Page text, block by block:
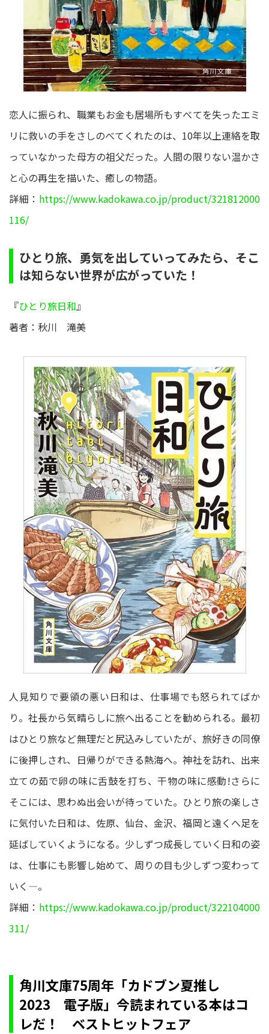
恋人に振られ、職業もお金も居場所もすべてを失ったエミ
リに救いの手をさしのべてくれたのは、10年以上連絡を取
っていなかった母方の祖父だった。人間の限りない温かさ
と心の再生を描いた、癒しの物語。
詳細： https://www.kadokawa.co.jp/product/321812000
116/
ひとり旅、勇気を出していってみたら、そこ
は知らない世界が広がっていた！
『ひとり旅日和』
著者：秋川 滝美
人見知りで要領の悪い日和は、仕事場でも怒られてばか
り。社長から気晴らしに旅へ出ることを勧められる。最初
はひとり旅など無理だと尻込みしていたが、旅好きの同僚
に後押しされ、日帰りができる熱海へ。神社を訪れ、出来
立ての茹で卵の味に舌鼓を打ち、干物の味に感動!さらに
そこには、思わぬ出会いが待っていた。ひとり旅の楽しさ
に気付いた日和は、佐原、仙台、金沢、福岡と遠くへ足を
延ばしていくようになる。少しずつ成長していく日和の姿
は、仕事にも影響し始めて、周りの目も少しずつ変わって
いく―。
詳細： https://www.kadokawa.co.jp/product/322104000
311/
角川文庫75周年「カドブン夏推し
2023 電子版」今読まれている本はコ
レだ！ ベストヒットフェア